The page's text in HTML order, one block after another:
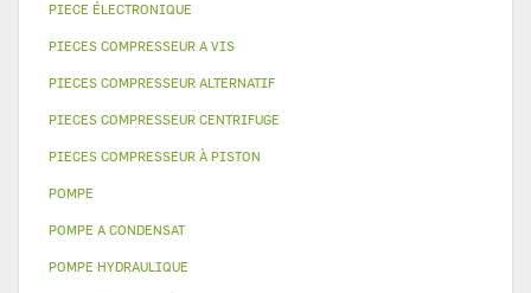
PIECE ÉLECTRONIQUE
PIECES COMPRESSEUR A VIS
PIECES COMPRESSEUR ALTERNATIF
PIECES COMPRESSEUR CENTRIFUGE
PIECES COMPRESSEUR À PISTON
POMPE
POMPE A CONDENSAT
POMPE HYDRAULIQUE